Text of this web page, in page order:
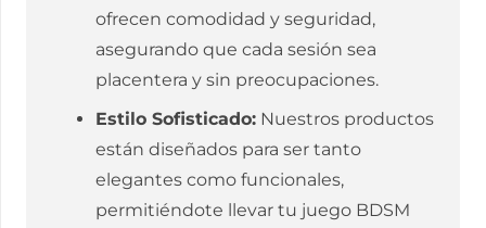
ofrecen comodidad y seguridad,
asegurando que cada sesión sea
placentera y sin preocupaciones.
Estilo Sofisticado: Nuestros productos
están diseñados para ser tanto
elegantes como funcionales,
permitiéndote llevar tu juego BDSM